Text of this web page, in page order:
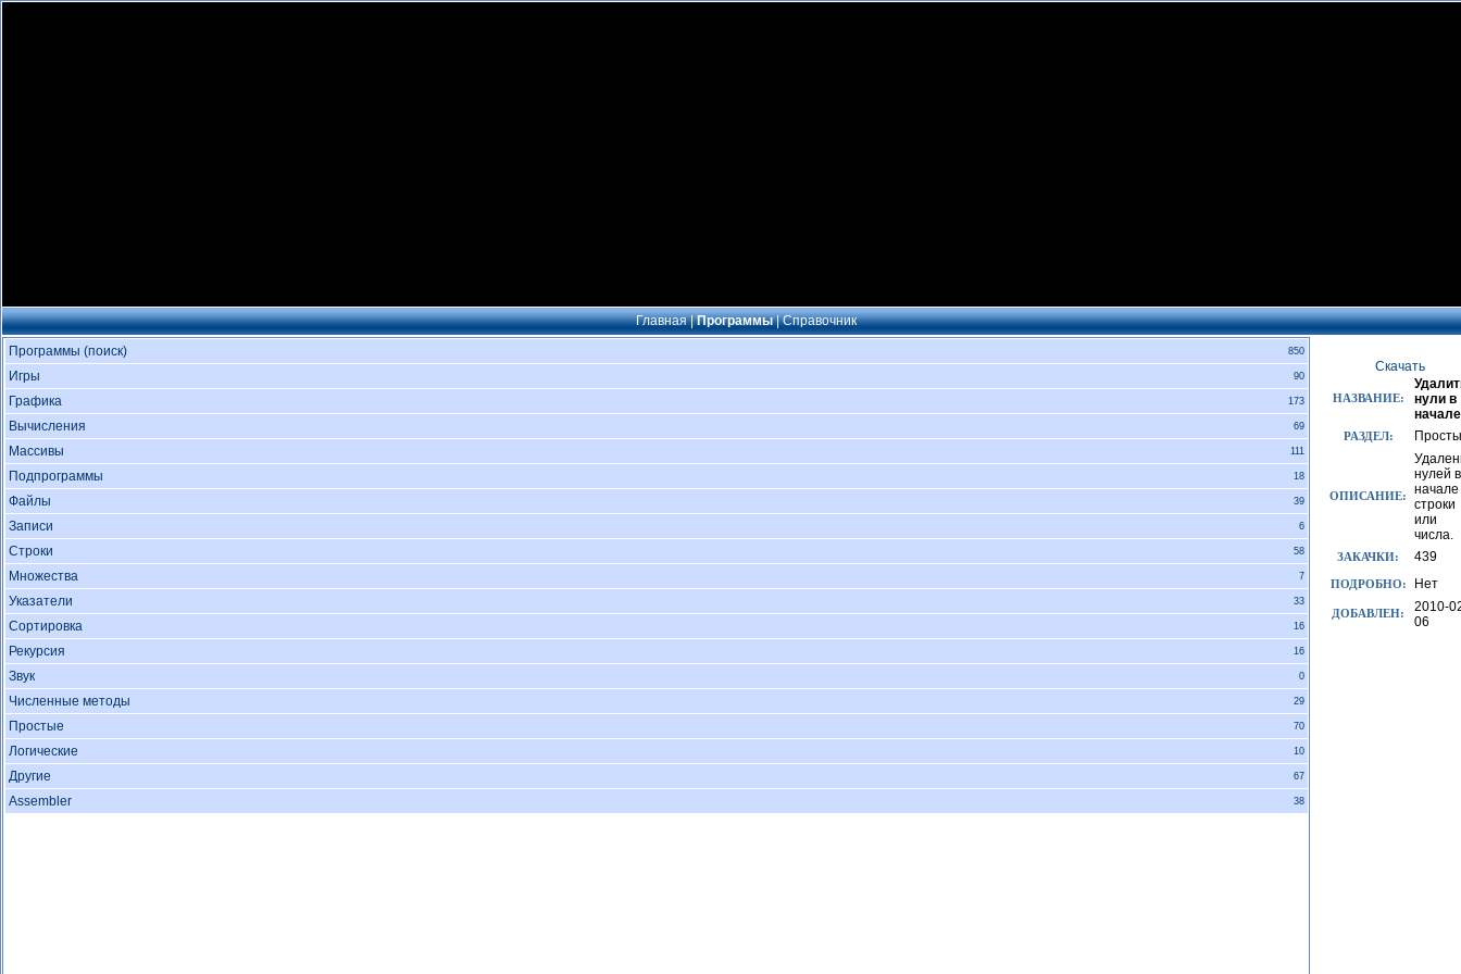
Главная|Программы|Справочник
Программы (поиск)
850
Игры 90
Графика 173
Вычисления 69
Массивы 111
Подпрограммы 18
Файлы 39
Записи 6
Строки 58
Множества 7
Указатели 33
Сортировка 16
Рекурсия 16
Звук 0
Численные методы 29
Простые 70
Логические 10
Другие 67
Assembler 38
Скачать
НАЗВАНИЕ:
нули в
начале
РАЗДЕЛ:
ОПИСАНИЕ:
нулей в
начале
строки
или
числа.
ЗАКАЧКИ: 439
ПОДРОБНО: Нет
ДОБАВЛЕН:
2010-
06